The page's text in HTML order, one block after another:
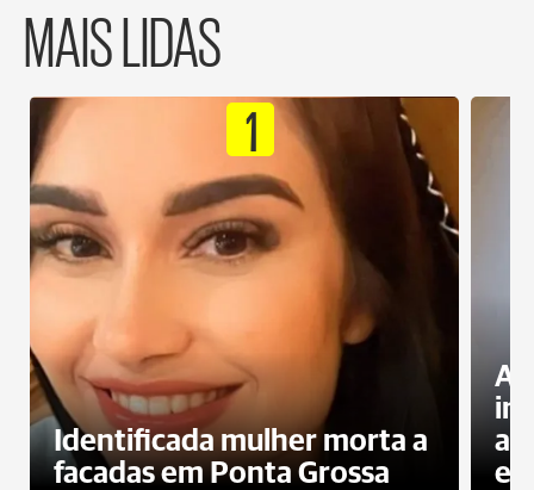
MAIS LIDAS
1
Identificada mulher morta a
facadas em Ponta Grossa